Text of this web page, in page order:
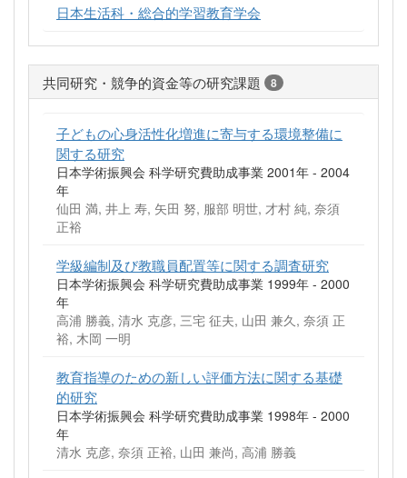
日本生活科・総合的学習教育学会
共同研究・競争的資金等の研究課題 8
子どもの心身活性化増進に寄与する環境整備に
関する研究
日本学術振興会 科学研究費助成事業 2001年 - 2004
年
仙田 満, 井上 寿, 矢田 努, 服部 明世, 才村 純, 奈須
正裕
学級編制及び教職員配置等に関する調査研究
日本学術振興会 科学研究費助成事業 1999年 - 2000
年
高浦 勝義, 清水 克彦, 三宅 征夫, 山田 兼久, 奈須 正
裕, 木岡 一明
教育指導のための新しい評価方法に関する基礎
的研究
日本学術振興会 科学研究費助成事業 1998年 - 2000
年
清水 克彦, 奈須 正裕, 山田 兼尚, 高浦 勝義